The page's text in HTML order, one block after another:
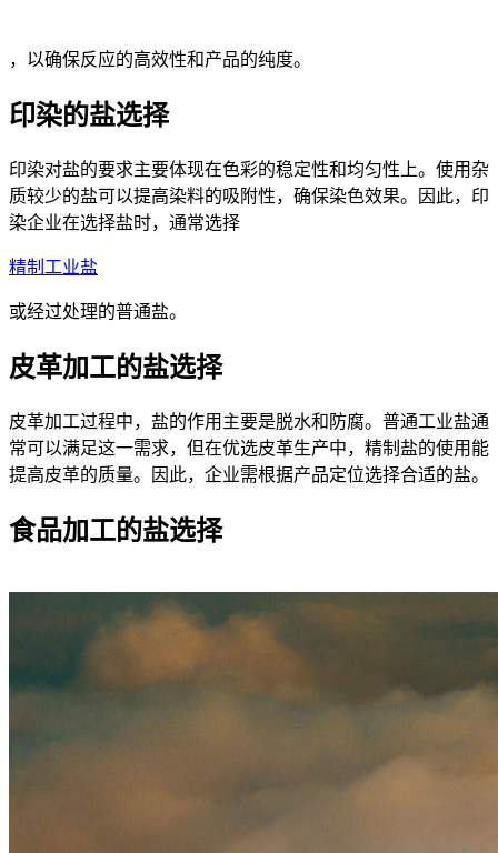
，以确保反应的高效性和产品的纯度。
印染的盐选择
印染对盐的要求主要体现在色彩的稳定性和均匀性上。使用杂
质较少的盐可以提高染料的吸附性，确保染色效果。因此，印
染企业在选择盐时，通常选择
精制工业盐
或经过处理的普通盐。
皮革加工的盐选择
皮革加工过程中，盐的作用主要是脱水和防腐。普通工业盐通
常可以满足这一需求，但在优选皮革生产中，精制盐的使用能
提高皮革的质量。因此，企业需根据产品定位选择合适的盐。
食品加工的盐选择